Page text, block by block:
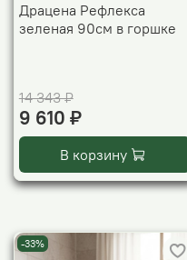
Драцена Рефлекса
зеленая 90см в горшке
14 343 ₽
9 610 ₽
В корзину
-33%